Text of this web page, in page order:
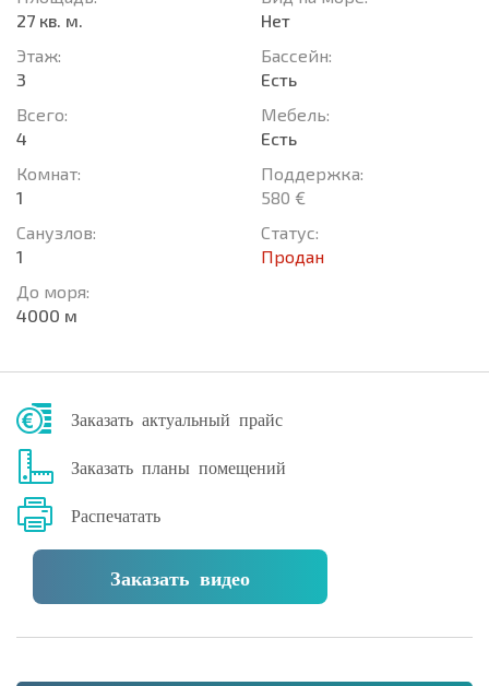
27 кв. м.
Этаж:
3
Всего:
4
Комнат:
1
Санузлов:
1
До моря:
4000 м
Нет
Басcейн:
Есть
Мебель:
Есть
Поддержка:
580 €
Статус:
Продан
Заказать актуальный прайс
Заказать планы помещений
Распечатать
Заказать видео